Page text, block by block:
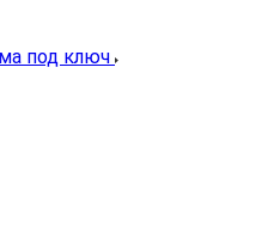
под ключ